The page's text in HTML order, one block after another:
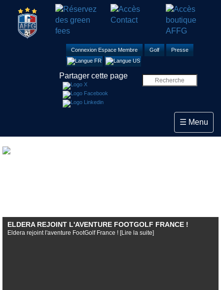
Connexion Espace Membre Golf Presse
Partager cette page
Toggle
☰ Menu
ELDERA REJOINT L'AVENTURE FOOTGOLF FRANCE !
Eldera rejoint l'aventure FootGolf France ! [Lire la suite]